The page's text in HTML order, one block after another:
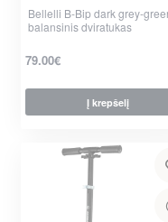
Bellelli B-Bip dark grey-
balansinis dviratukas
79.00€
Į krepšelį